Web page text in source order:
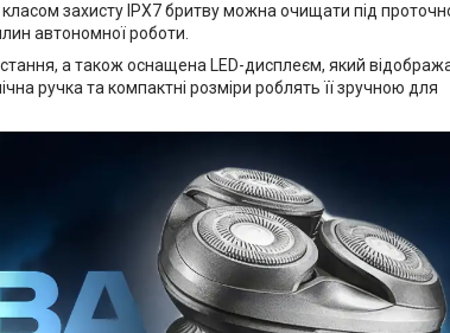
захисту IPX7 бритву можна очищати під
автономної роботи.
а також оснащена LED-дисплеєм, який
ручка та компактні розміри роблять її зручною для